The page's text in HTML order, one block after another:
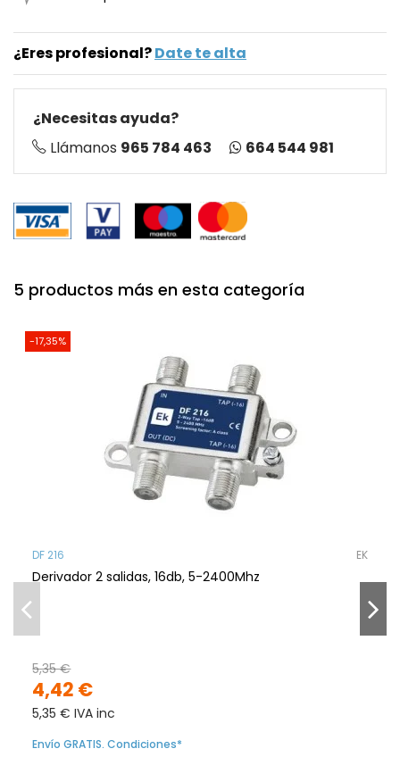
¿Eres profesional?Date te alta
¿Necesitas ayuda?
Llámanos 965 784 463 664 544 981
5 productos más en esta categoría
-17,35%
DF 216 EK
Derivador 2 salidas, 16db, 5-2400Mhz
4,42 €
5,35 €
5,35 € IVA inc
Envío GRATIS. Condiciones*